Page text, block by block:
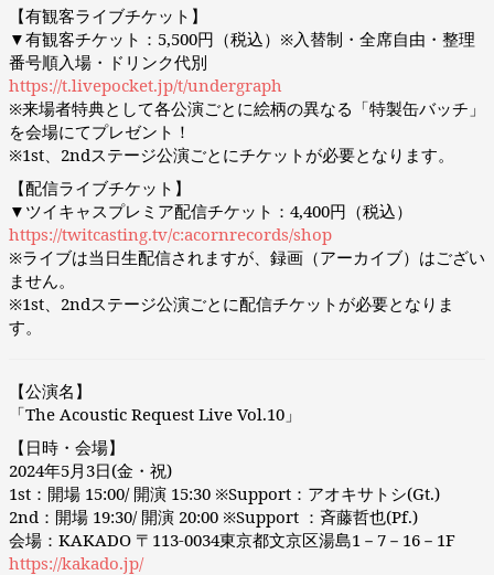
【有観客ライブチケット】
▼有観客チケット：5,500円（税込）※入替制・全席自由・整理
番号順入場・ドリンク代別
https://t.livepocket.jp/t/undergraph
※来場者特典として各公演ごとに絵柄の異なる「特製缶バッチ」
を会場にてプレゼント！
※1st、2ndステージ公演ごとにチケットが必要となります。
【配信ライブチケット】
▼ツイキャスプレミア配信チケット：4,400円（税込）
https://twitcasting.tv/c:acornrecords/shop
※ライブは当日生配信されますが、録画（アーカイブ）はござい
ません。
※1st、2ndステージ公演ごとに配信チケットが必要となりま
す。
【公演名】
「The Acoustic Request Live Vol.10」
【日時・会場】
2024年5月3日(金・祝)
1st：開場 15:00/ 開演 15:30 ※Support：アオキサトシ(Gt.)
2nd：開場 19:30/ 開演 20:00 ※Support ：斉藤哲也(Pf.)
会場：KAKADO 〒113-0034東京都文京区湯島1－7－16－1F
https://kakado.jp/